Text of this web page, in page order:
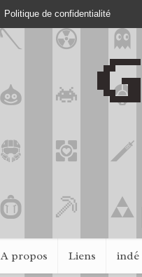
Politique de confidentialité
A propos Liens indé